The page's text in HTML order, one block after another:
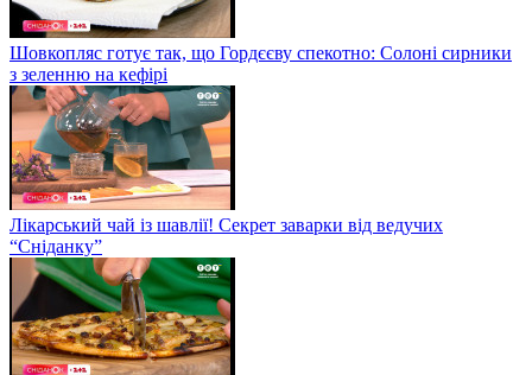
Шовкопляс готує так, що Гордєєву спекотно: Солоні сирники
з зеленню на кефірі
Лікарський чай із шавлії! Секрет заварки від ведучих
“Сніданку”